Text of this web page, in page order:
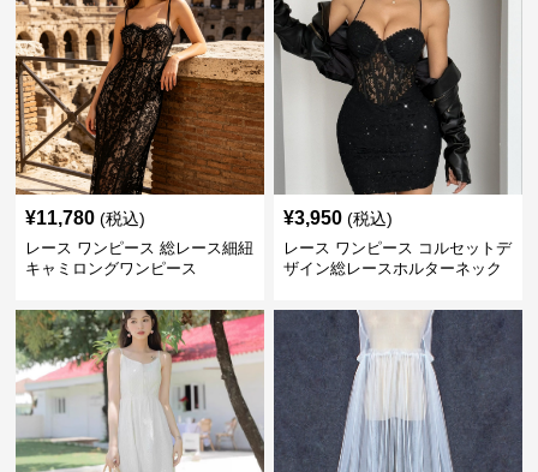
¥11,780 (税込)
レース ワンピース 総レース細紐
キャミロングワンピース
¥3,950 (税込)
レース ワンピース コルセットデ
ザイン総レースホルターネック